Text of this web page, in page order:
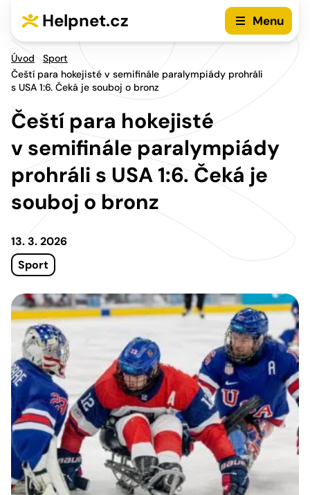
Helpnet.cz Menu
Úvod
Sport
Čeští para hokejisté v semifinále paralympiády prohráli
s USA 1:6. Čeká je souboj o bronz
Čeští para hokejisté
v semifinále paralympiády
prohráli s USA 1:6. Čeká je
souboj o bronz
13. 3. 2026
Sport